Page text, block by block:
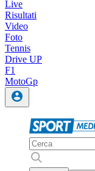
Live
Risultati
Video
Foto
Tennis
Drive UP
F1
MotoGp